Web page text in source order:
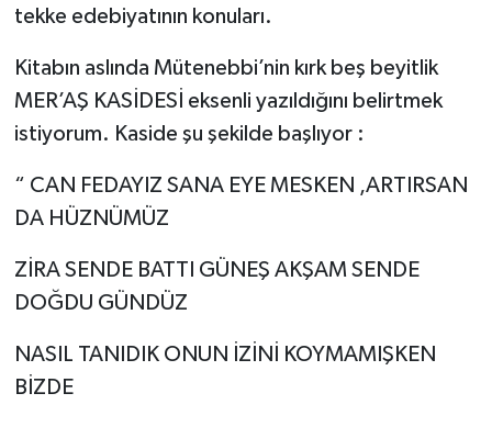
tekke edebiyatının konuları.
Kitabın aslında Mütenebbi’nin kırk beş beyitlik
MER’AŞ KASİDESİ eksenli yazıldığını belirtmek
istiyorum. Kaside şu şekilde başlıyor :
“ CAN FEDAYIZ SANA EYE MESKEN ,ARTIRSAN
DA HÜZNÜMÜZ
ZİRA SENDE BATTI GÜNEŞ AKŞAM SENDE
DOĞDU GÜNDÜZ
NASIL TANIDIK ONUN İZİNİ KOYMAMIŞKEN
BİZDE